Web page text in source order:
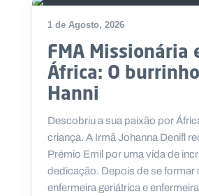
1 de Agosto, 2026
FMA Missionária
África: O
Hanni
Descobriu a sua paixão por
criança. A Irmã Johanna Denifl
Prémio Emil por uma vida de
dedicação. Depois de se formar
enfermeira geriátrica e